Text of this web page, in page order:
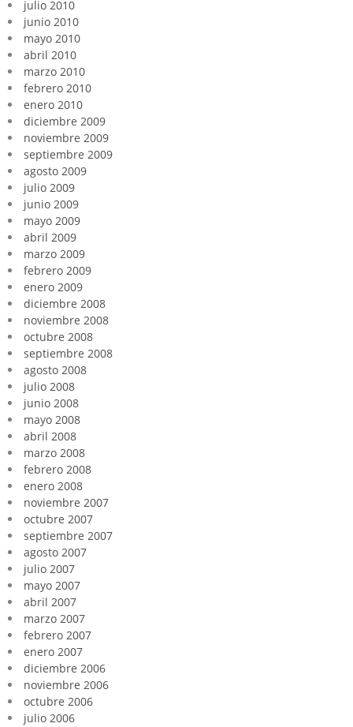
julio 2010
junio 2010
mayo 2010
abril 2010
marzo 2010
febrero 2010
enero 2010
diciembre 2009
noviembre 2009
septiembre 2009
agosto 2009
julio 2009
junio 2009
mayo 2009
abril 2009
marzo 2009
febrero 2009
enero 2009
diciembre 2008
noviembre 2008
octubre 2008
septiembre 2008
agosto 2008
julio 2008
junio 2008
mayo 2008
abril 2008
marzo 2008
febrero 2008
enero 2008
noviembre 2007
octubre 2007
septiembre 2007
agosto 2007
julio 2007
mayo 2007
abril 2007
marzo 2007
febrero 2007
enero 2007
diciembre 2006
noviembre 2006
octubre 2006
julio 2006